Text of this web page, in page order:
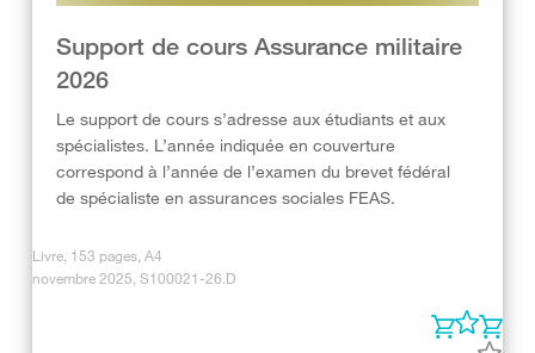
Support de cours Assurance militaire
2026
Le support de cours s’adresse aux étudiants et aux
spécialistes. L’année indiquée en couverture
correspond à l’année de l’examen du brevet fédéral
de spécialiste en assurances sociales FEAS.
Livre, 153 pages, A4
novembre 2025, S100021-26.D